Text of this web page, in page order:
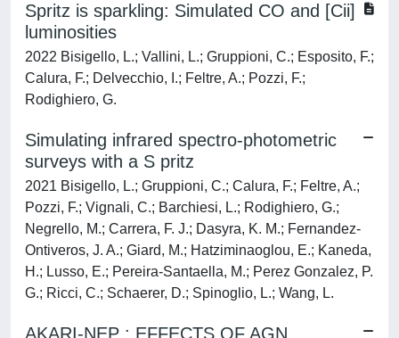
Spritz is sparkling: Simulated CO and [Cii]
luminosities
2022 Bisigello, L.; Vallini, L.; Gruppioni, C.; Esposito, F.;
Calura, F.; Delvecchio, I.; Feltre, A.; Pozzi, F.;
Rodighiero, G.
Simulating infrared spectro-photometric
surveys with a S pritz
2021 Bisigello, L.; Gruppioni, C.; Calura, F.; Feltre, A.;
Pozzi, F.; Vignali, C.; Barchiesi, L.; Rodighiero, G.;
Negrello, M.; Carrera, F. J.; Dasyra, K. M.; Fernandez-
Ontiveros, J. A.; Giard, M.; Hatziminaoglou, E.; Kaneda,
H.; Lusso, E.; Pereira-Santaella, M.; Perez Gonzalez, P.
G.; Ricci, C.; Schaerer, D.; Spinoglio, L.; Wang, L.
AKARI-NEP : EFFECTS OF AGN